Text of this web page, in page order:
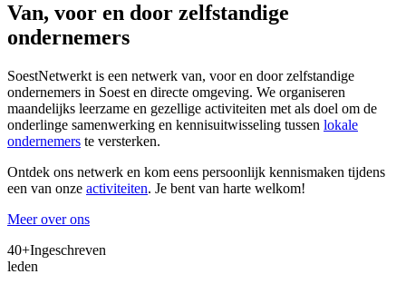
Van, voor en door zelfstandige
ondernemers
SoestNetwerkt is een netwerk van, voor en door zelfstandige
ondernemers in Soest en directe omgeving. We organiseren
maandelijks leerzame en gezellige activiteiten met als doel om de
onderlinge samenwerking en kennisuitwisseling tussen lokale
ondernemers te versterken.
Ontdek ons netwerk en kom eens persoonlijk kennismaken tijdens
een van onze activiteiten. Je bent van harte welkom!
Meer over ons
40+Ingeschreven
leden